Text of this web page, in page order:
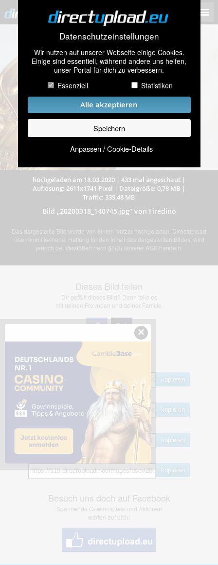
Datenschutzeinstellungen
Wir nutzen auf unserer Webseite einige Cookies.
Einige sind essentiell, während andere uns helfen,
unser Portal für dich zu verbessern.
Essenziell
Statistiken
Alle akzeptieren
Speichern
Anpassen / Cookie-Details
hochgeladen am 18.03.2020 | 433 mal angeschaut |
Auflösung: 2611x1741 Pixel | Dateigröße: 0,78 MB |
Traffic: 339,48 MB
Bild „20200318_140745.jpg” von Firedino
Das dargestellte Bild wurde von einem Nutzer hochgeladen. Directupload
übernimmt keinerlei Haftung für den Inhalt des dargestellten Bildes, wird
jedoch bei Verstößen nach §2(3) unserer AGB handeln.
Dieses Bild teilen
Dir gefällt dieses Bild? Dann teile es
mit deinen Freunden und deiner Familie.
Share Links
kopieren
HTML
kopieren
BB Code
kopieren
kopieren
Besuch uns doch auf Facebook
Spannende Gewinnspiele und Aktionen
warten auf dich!
×